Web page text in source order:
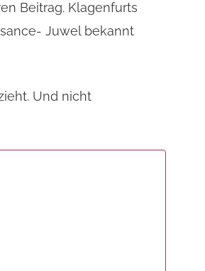
Beitrag. Klagenfurts
Juwel bekannt
Und nicht